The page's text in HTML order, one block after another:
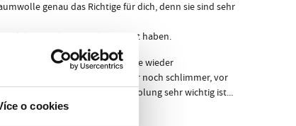
o cookies
genau das Richtige für dich, denn sie sind sehr
auf dem Markt ist, perfektioniert haben.
denen sie bestehen, werden sie nie wieder
dich vor deinen Freunden oder noch schlimmer, vor
deine Leistung und deine Erholung sehr wichtig ist...